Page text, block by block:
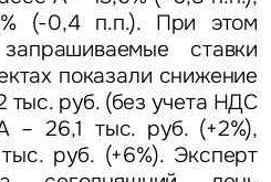
(-0,4 п.п.). При этом
ставки
показали снижение
тыс. руб. (без учета НДС
26,1 тыс. руб. (+2%),
руб. (+6%). Эксперт